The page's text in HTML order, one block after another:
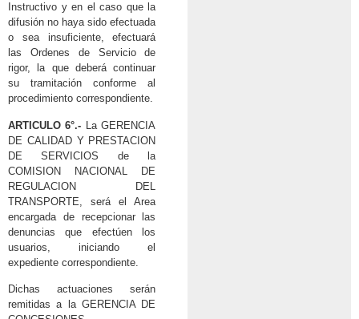
Instructivo y en el caso que la
difusión no haya sido efectuada
o sea insuficiente, efectuará
las Ordenes de Servicio de
rigor, la que deberá continuar
su tramitación conforme al
procedimiento correspondiente.
ARTICULO 6°.- La GERENCIA
DE CALIDAD Y PRESTACION
DE SERVICIOS de la
COMISION NACIONAL DE
REGULACION DEL
TRANSPORTE, será el Area
encargada de recepcionar las
denuncias que efectúen los
usuarios, iniciando el
expediente correspondiente.
Dichas actuaciones serán
remitidas a la GERENCIA DE